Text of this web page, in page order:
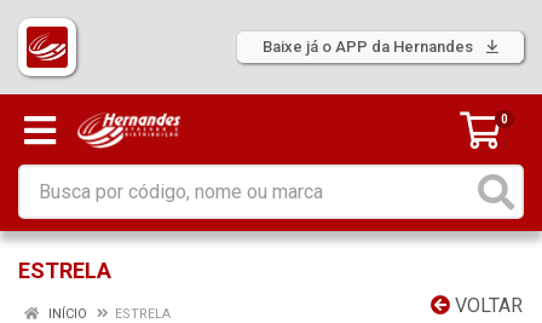
Baixe já o APP da Hernandes
0
ESTRELA
VOLTAR
INÍCIO ESTRELA